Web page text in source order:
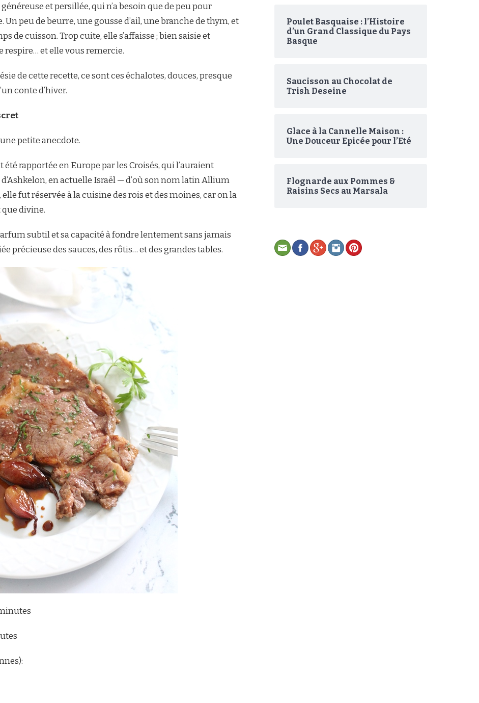
et persillée, qui n’a besoin que de peu pour
peu de beurre, une gousse d’ail, une branche de thym, et
de cuisson. Trop cuite, elle s’affaisse ; bien saisie et
respire… et elle vous remercie.
de cette recette, ce sont ces échalotes, douces, presque
conte d’hiver.
petite anecdote.
été rapportée en Europe par les Croisés, qui l’auraient
en actuelle Israël — d’où son nom latin Allium
fut réservée à la cuisine des rois et des moines, car on la
divine.
subtil et sa capacité à fondre lentement sans jamais
précieuse des sauces, des rôtis… et des grandes tables.
Poulet Basquaise : l’Histoire
d’un Grand Classique du Pays
Basque
Saucisson au Chocolat de
Trish Deseine
Glace à la Cannelle Maison :
Une Douceur Epicée pour l’Eté
Flognarde aux Pommes &
Raisins Secs au Marsala